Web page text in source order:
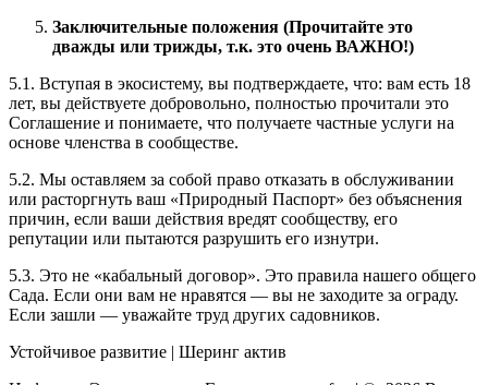
Заключительные положения (Прочитайте это
дважды или трижды, т.к. это очень ВАЖНО!)
5.1. Вступая в экосистему, вы подтверждаете, что: вам есть 18
лет, вы действуете добровольно, полностью прочитали это
Соглашение и понимаете, что получаете частные услуги на
основе членства в сообществе.
5.2. Мы оставляем за собой право отказать в обслуживании
или расторгнуть ваш «Природный Паспорт» без объяснения
причин, если ваши действия вредят сообществу, его
репутации или пытаются разрушить его изнутри.
5.3. Это не «кабальный договор». Это правила нашего общего
Сада. Если они вам не нравятся — вы не заходите за ограду.
Если зашли — уважайте труд других садовников.
Устойчивое развитие | Шеринг актив